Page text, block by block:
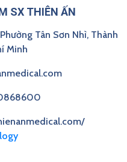
SX THIÊN ẤN
Tân Sơn Nhì, Thành
Minh